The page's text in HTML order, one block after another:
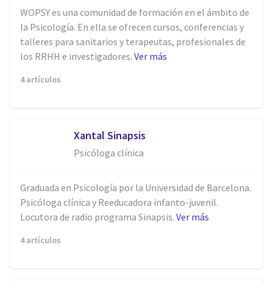
WOPSY es una comunidad de formación en el ámbito de
la Psicología. En ella se ofrecen cursos, conferencias y
talleres para sanitarios y terapeutas, profesionales de
los RRHH e investigadores. Ver más
4 artículos
Xantal Sinapsis
Psicóloga clínica
Graduada en Psicología por la Universidad de Barcelona.
Psicóloga clínica y Reeducadora infanto-juvenil.
Locutora de radio programa Sinapsis. Ver más
4 artículos